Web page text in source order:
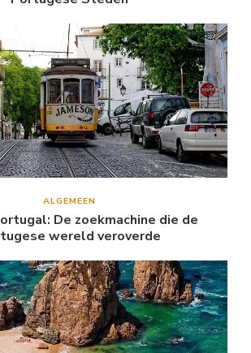
ALGEMEEN
De zoekmachine die de
wereld veroverde